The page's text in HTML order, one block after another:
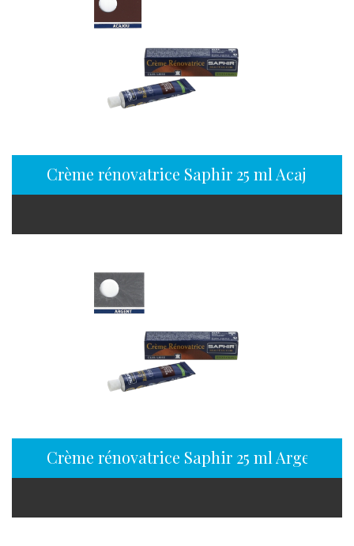
Crème rénovatrice Saphir 25 ml Acajou
Crème rénovatrice Saphir 25 ml Argent